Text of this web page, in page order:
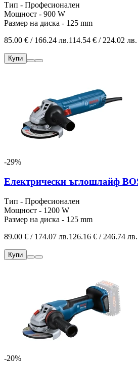
Тип - Професионален
Мощност - 900 W
Размер на диска - 125 mm
85.00 € / 166.24 лв.114.54 € / 224.02 лв.
Купи
-29%
Електрически ъглошлайф
Тип - Професионален
Мощност - 1200 W
Размер на диска - 125 mm
89.00 € / 174.07 лв.126.16 € / 246.74 лв.
Купи
-20%